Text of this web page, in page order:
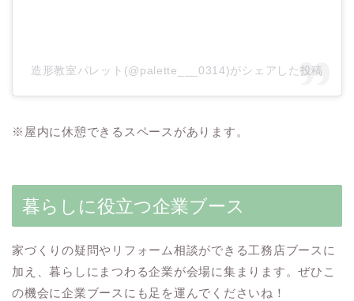
造形教室パレット(@palette___0314)がシェアした投稿
※屋内に休憩できるスペースがあります。
暮らしに役立つ企業ブース
家づくりの疑問やリフォーム相談ができる工務店ブースに
加え、暮らしにまつわる企業が会場に集まります。ぜひこ
の機会に企業ブースにも足を運んでくださいね！